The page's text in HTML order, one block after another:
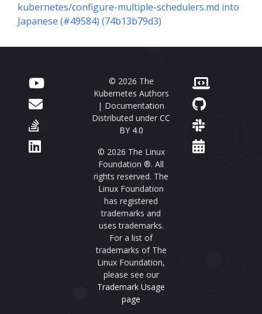
kubernetes/configure-multiple-schedulers.md into
Japanese (#49584) (74b13b79d3)
© 2026 The
Kubernetes Authors
| Documentation
Distributed under CC
BY 4.0
© 2026 The Linux
Foundation ®. All
rights reserved. The
Linux Foundation
has registered
trademarks and
uses trademarks.
For a list of
trademarks of The
Linux Foundation,
please see our
Trademark Usage
page